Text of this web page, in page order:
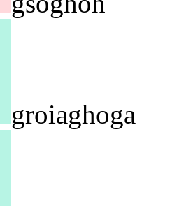
groiaghoga